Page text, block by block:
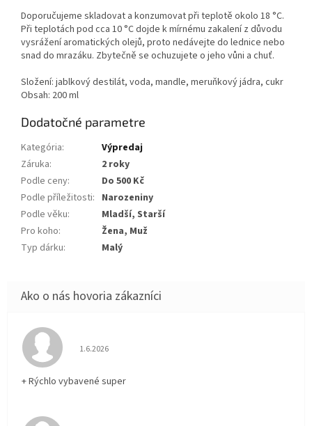
Doporučujeme skladovat a konzumovat při teplotě okolo 18 °C.
Při teplotách pod cca 10 °C dojde k mírnému zakalení z důvodu
vysrážení aromatických olejů, proto nedávejte do lednice nebo
snad do mrazáku. Zbytečně se ochuzujete o jeho vůni a chuť.
Složení: jablkový destilát, voda, mandle, meruňkový jádra, cukr
Obsah: 200 ml
Dodatočné parametre
Kategória:
Výpredaj
Záruka:
2 roky
Podle ceny:
Do 500 Kč
Podle příležitosti: Narozeniny
Podle věku:
Mladší, Starší
Pro koho:
Žena, Muž
Typ dárku: Malý
Hodnotenie obchodu je 5 z 5 hviezdičiek.
1.6.2026
+ Rýchlo vybavené super